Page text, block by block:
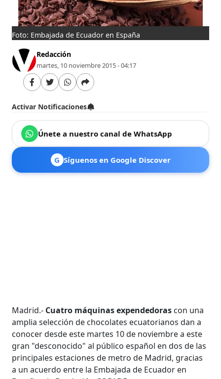
Foto: Embajada de Ecuador en España
Redacción
martes, 10 noviembre 2015 - 04:17
Activar Notificaciones
Únete a nuestro canal de WhatsApp
G Síguenos en Google Discover
Madrid.- Cuatro máquinas expendedoras con una
amplia selección de chocolates ecuatorianos dan a
conocer desde este martes 10 de noviembre a este
gran "desconocido" al público español en dos de las
principales estaciones de metro de Madrid, gracias
a un acuerdo entre la Embajada de Ecuador en